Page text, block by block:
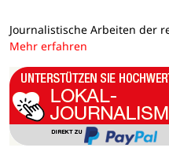
Journalistische Arbeiten der
Mehr erfahren